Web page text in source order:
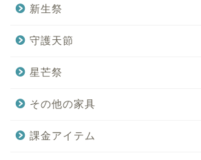
新生祭
守護天節
星芒祭
その他の家具
課金アイテム